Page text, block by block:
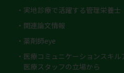
・実地診療で活躍する管理栄養士
・関連論文情報​
・薬剤師eye
・医療コミュニケーションスキル
医療スタッフの立場から